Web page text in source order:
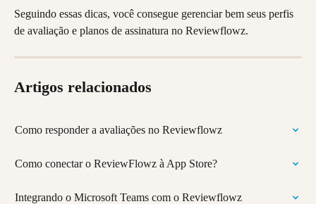
Seguindo essas dicas, você consegue gerenciar bem seus perfis
de avaliação e planos de assinatura no Reviewflowz.
Artigos relacionados
Como responder a avaliações no Reviewflowz
Como conectar o ReviewFlowz à App Store?
Integrando o Microsoft Teams com o Reviewflowz